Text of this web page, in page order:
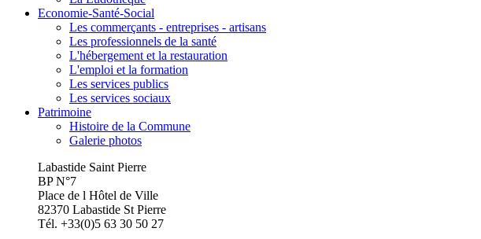
Economie-Santé-Social
Les commerçants - entreprises - artisans
Les professionnels de la santé
L'hébergement et la restauration
L'emploi et la formation
Les services publics
Les services sociaux
Patrimoine
Histoire de la Commune
Galerie photos
Labastide Saint Pierre
BP N°7
Place de l Hôtel de Ville
82370 Labastide St Pierre
Tél. +33(0)5 63 30 50 27